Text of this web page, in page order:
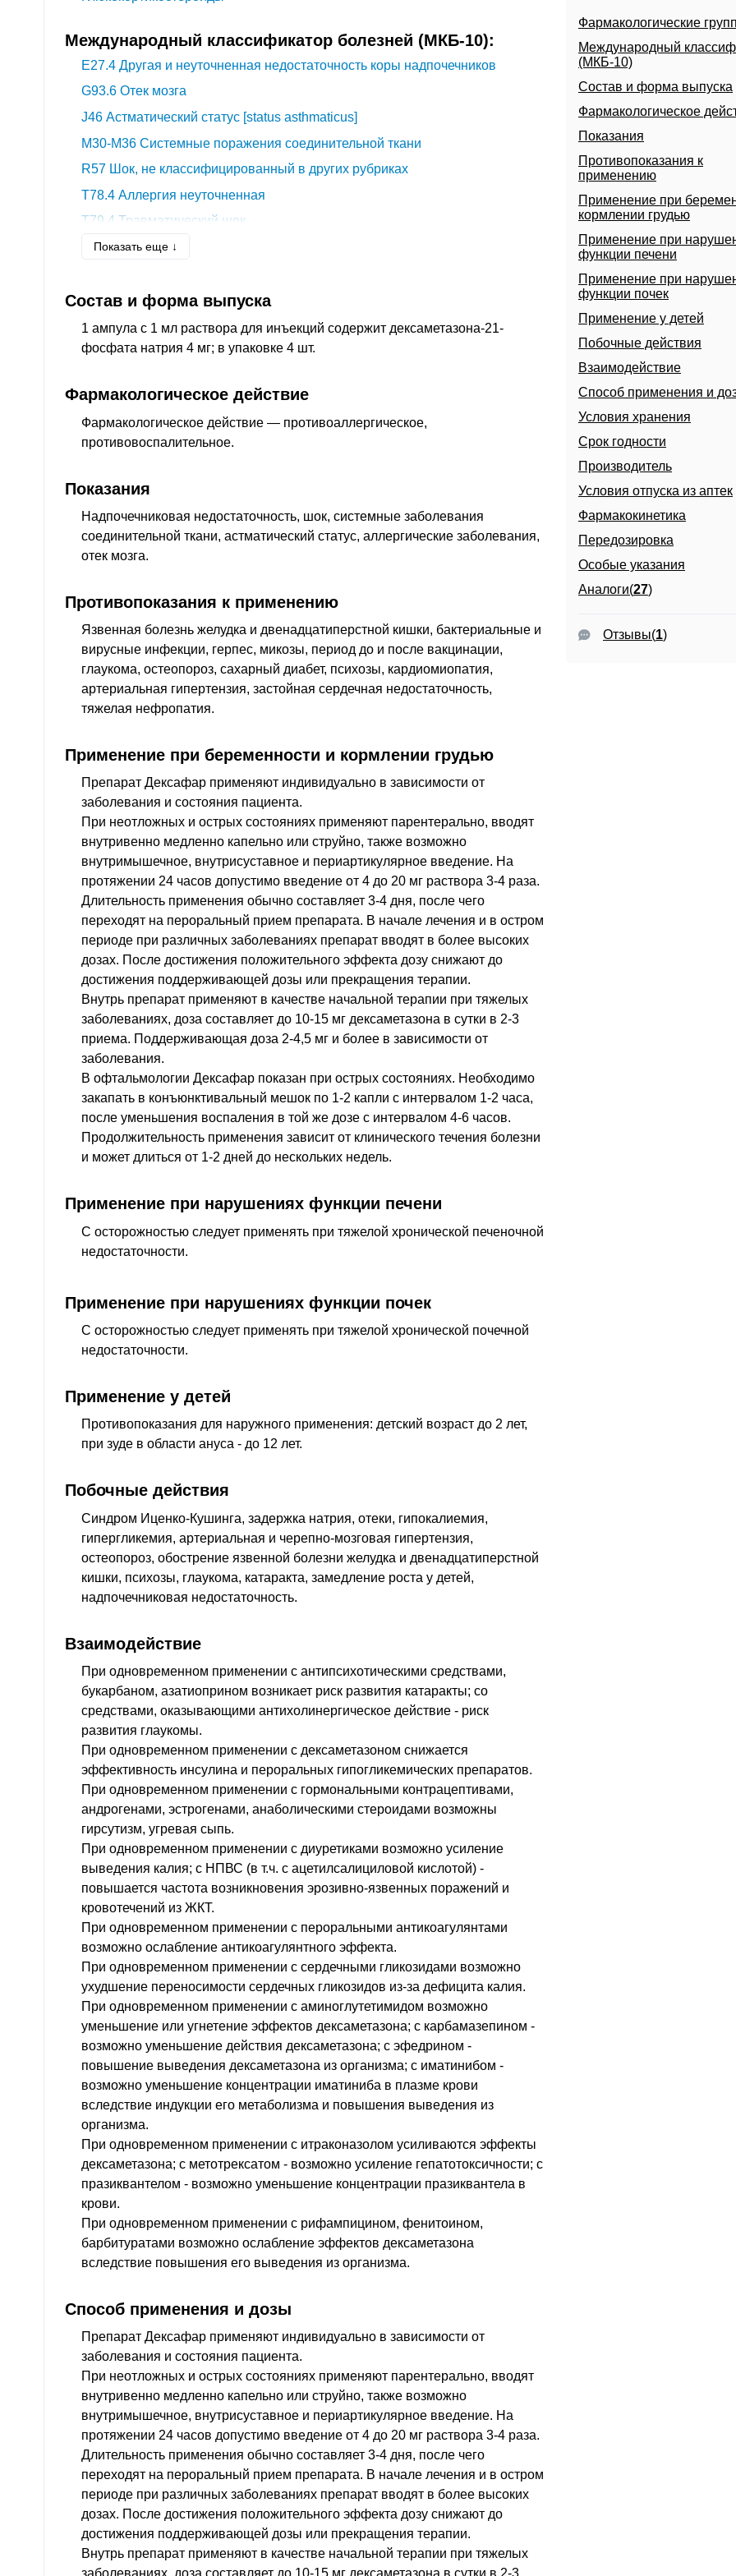
Международный классификатор болезней (МКБ-10):
E27.4 Другая и неуточненная недостаточность коры надпочечников
G93.6 Отек мозга
J46 Астматический статус [status asthmaticus]
M30-M36 Системные поражения соединительной ткани
R57 Шок, не классифицированный в других рубриках
T78.4 Аллергия неуточненная
T79.4 Травматический шок
T81.1Шок во время или после процедуры, не классифицированный в
Показать еще ↓
Состав и форма выпуска
1 ампула с 1 мл раствора для инъекций содержит дексаметазона-21-
фосфата натрия 4 мг; в упаковке 4 шт.
Фармакологическое действие
Фармакологическое действие — противоаллергическое,
противовоспалительное.
Показания
Надпочечниковая недостаточность, шок, системные заболевания
соединительной ткани, астматический статус, аллергические заболевания,
отек мозга.
Противопоказания к применению
Язвенная болезнь желудка и двенадцатиперстной кишки, бактериальные и
вирусные инфекции, герпес, микозы, период до и после вакцинации,
глаукома, остеопороз, сахарный диабет, психозы, кардиомиопатия,
артериальная гипертензия, застойная сердечная недостаточность,
тяжелая нефропатия.
Применение при беременности и кормлении грудью
Препарат Дексафар применяют индивидуально в зависимости от
заболевания и состояния пациента.
При неотложных и острых состояниях применяют парентерально, вводят
внутривенно медленно капельно или струйно, также возможно
внутримышечное, внутрисуставное и периартикулярное введение. На
протяжении 24 часов допустимо введение от 4 до 20 мг раствора 3-4 раза.
Длительность применения обычно составляет 3-4 дня, после чего
переходят на пероральный прием препарата. В начале лечения и в остром
периоде при различных заболеваниях препарат вводят в более высоких
дозах. После достижения положительного эффекта дозу снижают до
достижения поддерживающей дозы или прекращения терапии.
Внутрь препарат применяют в качестве начальной терапии при тяжелых
заболеваниях, доза составляет до 10-15 мг дексаметазона в сутки в 2-3
приема. Поддерживающая доза 2-4,5 мг и более в зависимости от
заболевания.
В офтальмологии Дексафар показан при острых состояниях. Необходимо
закапать в конъюнктивальный мешок по 1-2 капли с интервалом 1-2 часа,
после уменьшения воспаления в той же дозе с интервалом 4-6 часов.
Продолжительность применения зависит от клинического течения болезни
и может длиться от 1-2 дней до нескольких недель.
Применение при нарушениях функции печени
С осторожностью следует применять при тяжелой хронической печеночной
недостаточности.
Применение при нарушениях функции почек
С осторожностью следует применять при тяжелой хронической почечной
недостаточности.
Применение у детей
Противопоказания для наружного применения: детский возраст до 2 лет,
при зуде в области ануса - до 12 лет.
Побочные действия
Синдром Иценко-Кушинга, задержка натрия, отеки, гипокалиемия,
гипергликемия, артериальная и черепно-мозговая гипертензия,
остеопороз, обострение язвенной болезни желудка и двенадцатиперстной
кишки, психозы, глаукома, катаракта, замедление роста у детей,
надпочечниковая недостаточность.
Взаимодействие
При одновременном применении с антипсихотическими средствами,
букарбаном, азатиоприном возникает риск развития катаракты; со
средствами, оказывающими антихолинергическое действие - риск
развития глаукомы.
При одновременном применении с дексаметазоном снижается
эффективность инсулина и пероральных гипогликемических препаратов.
При одновременном применении с гормональными контрацептивами,
андрогенами, эстрогенами, анаболическими стероидами возможны
гирсутизм, угревая сыпь.
При одновременном применении с диуретиками возможно усиление
выведения калия; с НПВС (в т.ч. с ацетилсалициловой кислотой) -
повышается частота возникновения эрозивно-язвенных поражений и
кровотечений из ЖКТ.
При одновременном применении с пероральными антикоагулянтами
возможно ослабление антикоагулянтного эффекта.
При одновременном применении с сердечными гликозидами возможно
ухудшение переносимости сердечных гликозидов из-за дефицита калия.
При одновременном применении с аминоглутетимидом возможно
уменьшение или угнетение эффектов дексаметазона; с карбамазепином -
возможно уменьшение действия дексаметазона; с эфедрином -
повышение выведения дексаметазона из организма; с иматинибом -
возможно уменьшение концентрации иматиниба в плазме крови
вследствие индукции его метаболизма и повышения выведения из
организма.
При одновременном применении с итраконазолом усиливаются эффекты
дексаметазона; с метотрексатом - возможно усиление гепатотоксичности; с
празиквантелом - возможно уменьшение концентрации празиквантела в
крови.
При одновременном применении с рифампицином, фенитоином,
барбитуратами возможно ослабление эффектов дексаметазона
вследствие повышения его выведения из организма.
Способ применения и дозы
Препарат Дексафар применяют индивидуально в зависимости от
заболевания и состояния пациента.
При неотложных и острых состояниях применяют парентерально, вводят
внутривенно медленно капельно или струйно, также возможно
внутримышечное, внутрисуставное и периартикулярное введение. На
протяжении 24 часов допустимо введение от 4 до 20 мг раствора 3-4 раза.
Длительность применения обычно составляет 3-4 дня, после чего
переходят на пероральный прием препарата. В начале лечения и в остром
периоде при различных заболеваниях препарат вводят в более высоких
дозах. После достижения положительного эффекта дозу снижают до
достижения поддерживающей дозы или прекращения терапии.
Внутрь препарат применяют в качестве начальной терапии при тяжелых
Фармакологические
Международный
(МКБ-10)
Состав и форма выпуска
Фармакологическое
Показания
Противопоказания к
применению
Применение при
кормлении грудью
Применение при
функции печени
Применение при
функции почек
Применение у детей
Побочные действия
Взаимодействие
Способ применения и
Условия хранения
Срок годности
Производитель
Условия отпуска из аптек
Фармакокинетика
Передозировка
Особые указания
Аналоги(27)
Отзывы(1)